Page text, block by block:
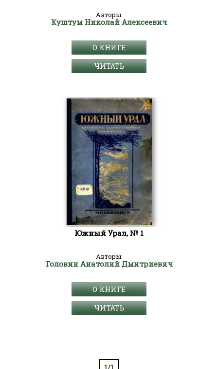
Авторы:
Куштум Николай Алексеевич
О КНИГЕ
ЧИТАТЬ
Южный Урал, № 1
Авторы:
Головин Анатолий Дмитриевич
О КНИГЕ
ЧИТАТЬ